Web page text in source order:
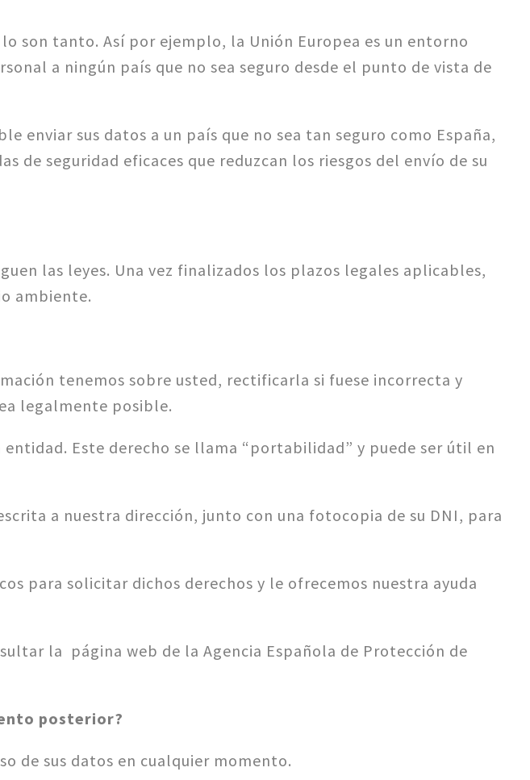
son tanto. Así por ejemplo, la Unión Europea es un entorno
a ningún país que no sea seguro desde el punto de vista de
enviar sus datos a un país que no sea tan seguro como España,
de seguridad eficaces que reduzcan los riesgos del envío de su
las leyes. Una vez finalizados los plazos legales aplicables,
ambiente.
tenemos sobre usted, rectificarla si fuese incorrecta y
legalmente posible.
Este derecho se llama “portabilidad” y puede ser útil en
a nuestra dirección, junto con una fotocopia de su DNI, para
para solicitar dichos derechos y le ofrecemos nuestra ayuda
la página web de la Agencia Española de Protección de
posterior?
de sus datos en cualquier momento.